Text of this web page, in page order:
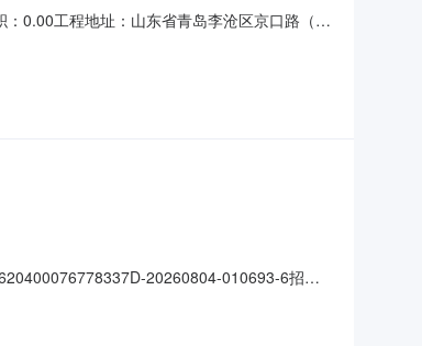
0.00工程地址：山东省青岛李沧区京口路（君
、市政工程（道路、桥梁、给排水）一类、市
20260804-010693-6招标
人饮管道